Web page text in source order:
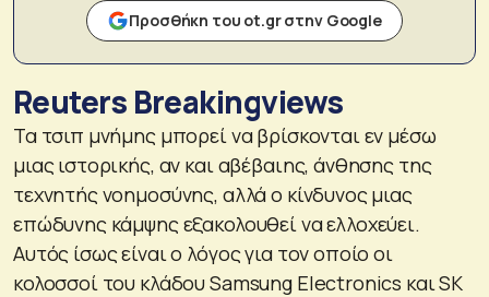
Προσθήκη του ot.gr στην Google
Reuters Breakingviews
Τα τσιπ μνήμης μπορεί να βρίσκονται εν μέσω
μιας ιστορικής, αν και αβέβαιης, άνθησης της
τεχνητής νοημοσύνης, αλλά ο κίνδυνος μιας
επώδυνης κάμψης εξακολουθεί να ελλοχεύει.
Αυτός ίσως είναι ο λόγος για τον οποίο οι
κολοσσοί του κλάδου Samsung Electronics και SK